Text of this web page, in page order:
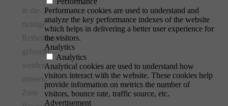
in die
richtige
Reihenfolge
gebracht
werden
müssen.
Zum
Performance cookies are used to understand and
analyze the key performance indexes of the website
which helps in delivering a better user experience for
the visitors.
Analytics
Analytics
Analytical cookies are used to understand how
visitors interact with the website. These cookies help
provide information on metrics the number of
visitors, bounce rate, traffic source, etc.
Advertisement